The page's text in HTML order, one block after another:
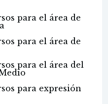
para el área de
para el área de
para el área del
para expresión